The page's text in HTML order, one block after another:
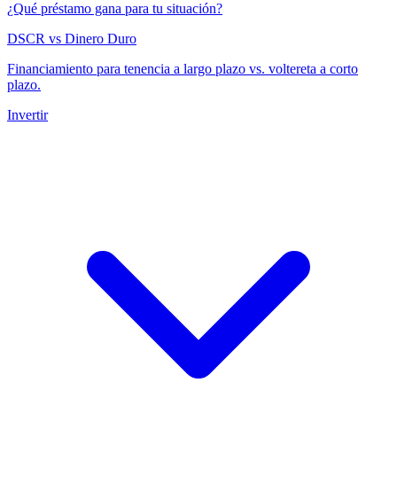
¿Qué préstamo gana para tu situación?
DSCR vs Dinero Duro
Financiamiento para tenencia a largo plazo vs. voltereta a corto
plazo.
Invertir